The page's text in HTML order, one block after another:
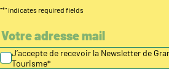
"*" indicates required fields
J’accepte de recevoir la Newsletter de
Tourisme*